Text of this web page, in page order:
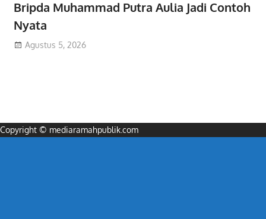
Bripda Muhammad Putra Aulia Jadi Contoh
Nyata
Agustus 5, 2026
Copyright © mediaramahpublik.com